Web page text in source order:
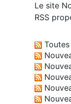
Le site
RSS